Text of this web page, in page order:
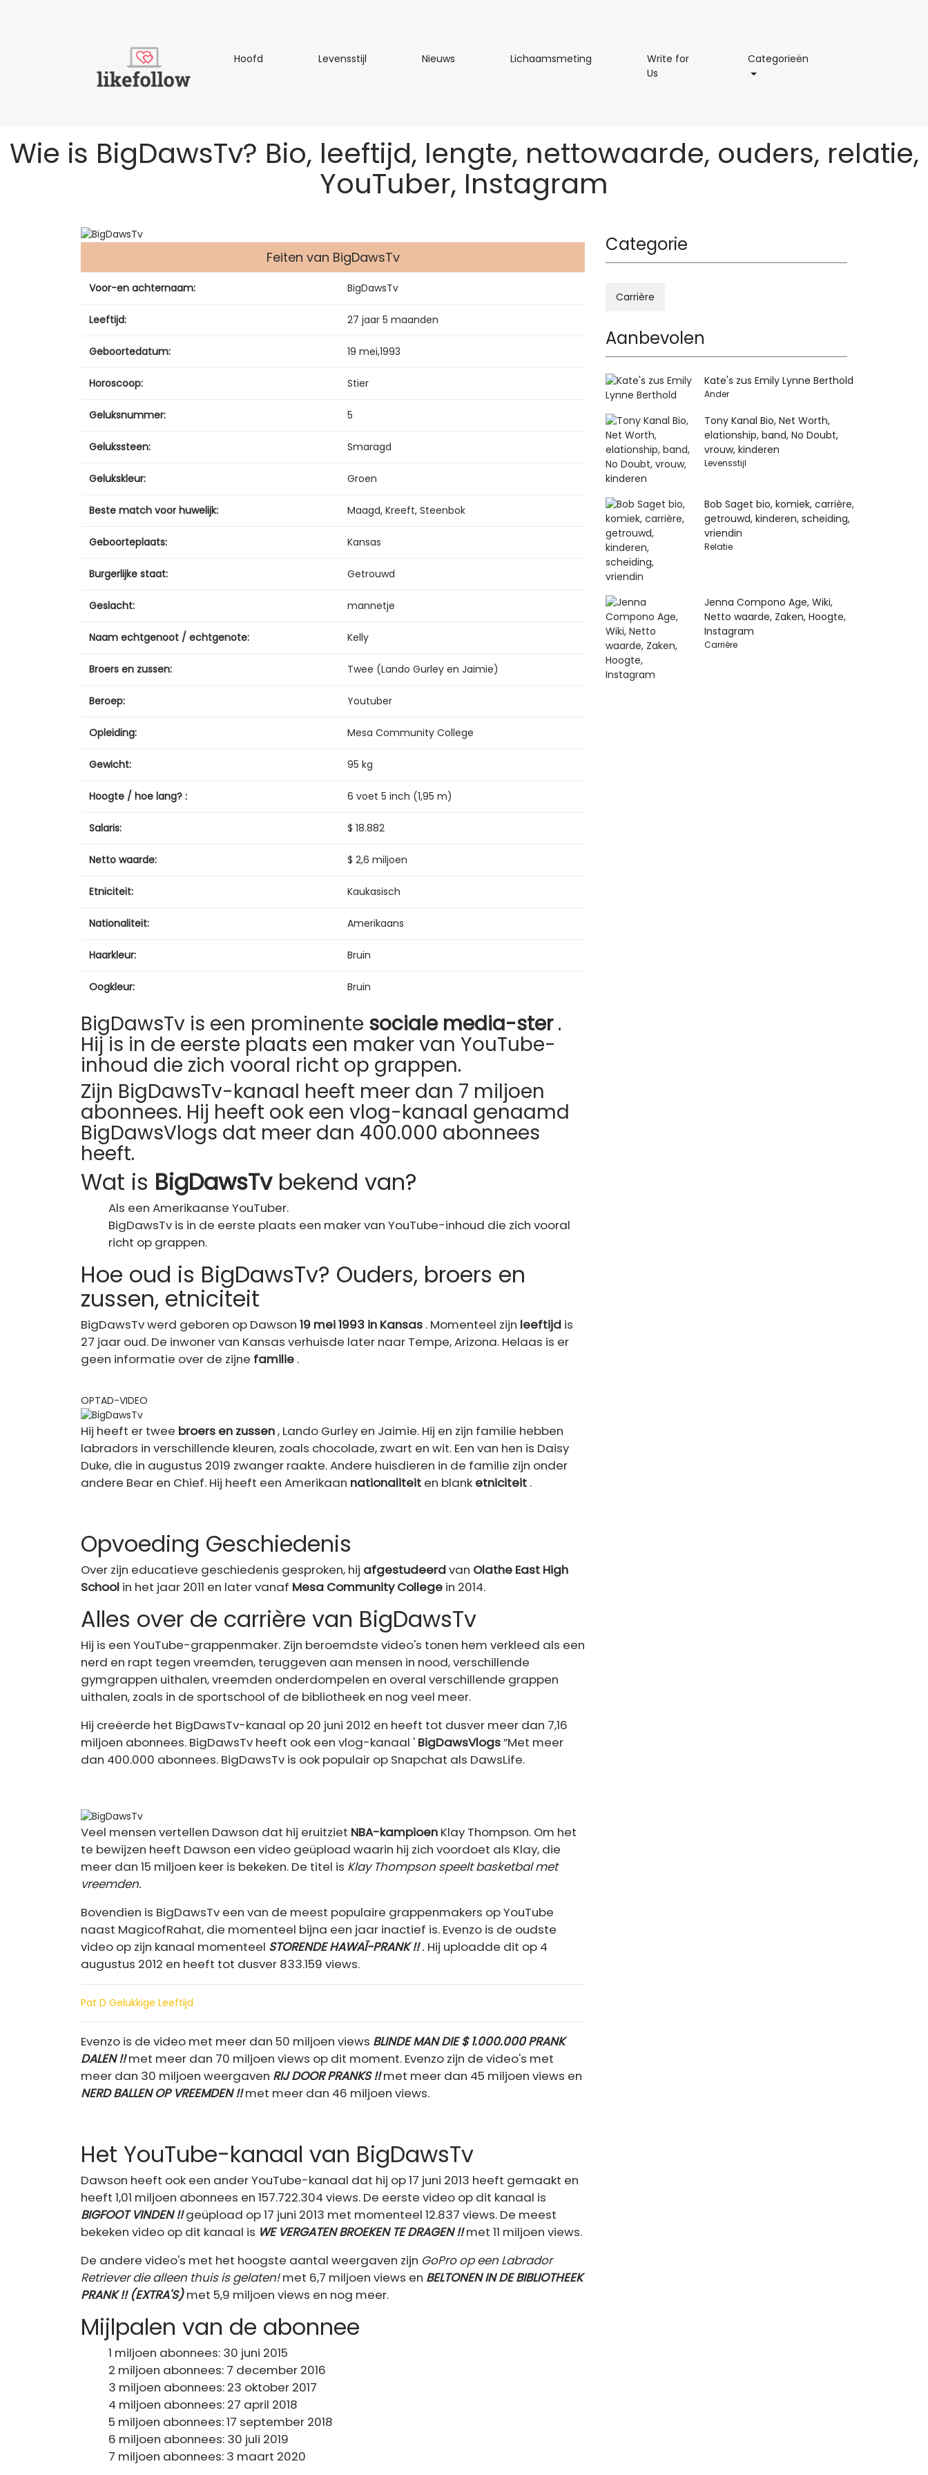
Hoofd Levensstijl Nieuws Lichaamsmeting Lichaamsmeting
Write for
Us
Categorieën
Wie is BigDawsTv? Bio, leeftijd, lengte, nettowaarde, ouders, relatie,
YouTuber, Instagram
Feiten van BigDawsTv
Voor-en achternaam: BigDawsTv
Leeftijd: 27 jaar 5 maanden
Geboortedatum: 19 mei,1993
Horoscoop: Stier
Geluksnummer: 5
Gelukssteen: Smaragd
Gelukskleur: Groen
Beste match voor huwelijk: Maagd, Kreeft, Steenbok
Geboorteplaats: Kansas
Burgerlijke staat: Getrouwd
Geslacht: mannetje
Naam echtgenoot / echtgenote: Kelly
Broers en zussen: Twee (Lando Gurley en Jaimie)
Beroep: Youtuber
Opleiding: Mesa Community College
Gewicht: 95 kg
Hoogte / hoe lang? : 6 voet 5 inch (1,95 m)
Salaris: $ 18.882
Netto waarde: $ 2,6 miljoen
Etniciteit: Kaukasisch
Nationaliteit: Amerikaans
Haarkleur: Bruin
Oogkleur: Bruin
BigDawsTv is een prominente sociale media-ster.
Hij is in de eerste plaats een maker van YouTube-
inhoud die zich vooral richt op grappen.
Zijn BigDawsTv-kanaal heeft meer dan 7 miljoen
abonnees. Hij heeft ook een vlog-kanaal genaamd
BigDawsVlogs dat meer dan 400.000 abonnees
heeft.
Wat is BigDawsTvbekend van?
Als een Amerikaanse YouTuber.
BigDawsTv is in de eerste plaats een maker van YouTube-inhoud die zich vooral
richt op grappen.
Hoe oud is BigDawsTv? Ouders, broers en
zussen, etniciteit
BigDawsTv werd geboren op Dawson 19 mei 1993 in Kansas . Momenteel zijn leeftijd is
27 jaar oud. De inwoner van Kansas verhuisde later naar Tempe, Arizona. Helaas is er
geen informatie over de zijne familie .
OPTAD-VIDEO
Hij heeft er twee broers en zussen, Lando Gurley en Jaimie. Hij en zijn familie hebben
labradors in verschillende kleuren, zoals chocolade, zwart en wit. Een van hen is Daisy
Duke, die in augustus 2019 zwanger raakte. Andere huisdieren in de familie zijn onder
andere Bear en Chief. Hij heeft een Amerikaan nationaliteit en blank etniciteit .
Opvoeding Geschiedenis
Over zijn educatieve geschiedenis gesproken, hij afgestudeerdvan Olathe East High
School in het jaar 2011 en later vanaf Mesa Community College in 2014.
Alles over de carrière van BigDawsTv
Hij is een YouTube-grappenmaker. Zijn beroemdste video's tonen hem verkleed als een
nerd en rapt tegen vreemden, teruggeven aan mensen in nood, verschillende
gymgrappen uithalen, vreemden onderdompelen en overal verschillende grappen
uithalen, zoals in de sportschool of de bibliotheek en nog veel meer.
Hij creëerde het BigDawsTv-kanaal op 20 juni 2012 en heeft tot dusver meer dan 7,16
miljoen abonnees. BigDawsTv heeft ook een vlog-kanaal ' BigDawsVlogs”Met meer
dan 400.000 abonnees. BigDawsTv is ook populair op Snapchat als DawsLife.
Veel mensen vertellen Dawson dat hij eruitziet NBA-kampioen Klay Thompson. Om het
te bewijzen heeft Dawson een video geüpload waarin hij zich voordoet als Klay, die
meer dan 15 miljoen keer is bekeken. De titel is Klay Thompson speelt basketbal met
vreemden.
Bovendien is BigDawsTv een van de meest populaire grappenmakers op YouTube
naast MagicofRahat, die momenteel bijna een jaar inactief is. Evenzo is de oudste
video op zijn kanaal momenteel STORENDE HAWAÏ-PRANK !!. Hij uploadde dit op 4
augustus 2012 en heeft tot dusver 833.159 views.
Pat D Gelukkige Leeftijd
Evenzo is de video met meer dan 50 miljoen views BLINDE MAN DIE $ 1.000.000 PRANK
DALEN !! met meer dan 70 miljoen views op dit moment. Evenzo zijn de video's met
meer dan 30 miljoen weergaven RIJ DOOR PRANKS !! met meer dan 45 miljoen views en
NERD BALLEN OP VREEMDEN !! met meer dan 46 miljoen views.
Het YouTube-kanaal van BigDawsTv
Dawson heeft ook een ander YouTube-kanaal dat hij op 17 juni 2013 heeft gemaakt en
heeft 1,01 miljoen abonnees en 157.722.304 views. De eerste video op dit kanaal is
BIGFOOT VINDEN !! geüpload op 17 juni 2013 met momenteel 12.837 views. De meest
bekeken video op dit kanaal is WE VERGATEN BROEKEN TE DRAGEN !! met 11 miljoen views.
De andere video's met het hoogste aantal weergaven zijn GoPro op een Labrador
Retriever die alleen thuis is gelaten!met 6,7 miljoen views en BELTONEN IN DE BIBLIOTHEEK
PRANK !! (EXTRA'S) met 5,9 miljoen views en nog meer.
Mijlpalen van de abonnee
1 miljoen abonnees: 30 juni 2015
2 miljoen abonnees: 7 december 2016
3 miljoen abonnees: 23 oktober 2017
4 miljoen abonnees: 27 april 2018
5 miljoen abonnees: 17 september 2018
6 miljoen abonnees: 30 juli 2019
7 miljoen abonnees: 3 maart 2020
Categorie
Carrière
Aanbevolen
Kate's zus Emily Lynne Berthold
Ander
Tony Kanal Bio, Net Worth,
elationship, band, No Doubt,
vrouw, kinderen
Levensstijl
Bob Saget bio, komiek, carrière,
getrouwd, kinderen, scheiding,
vriendin
Relatie
Jenna Compono Age, Wiki,
Netto waarde, Zaken, Hoogte,
Instagram
Carrière